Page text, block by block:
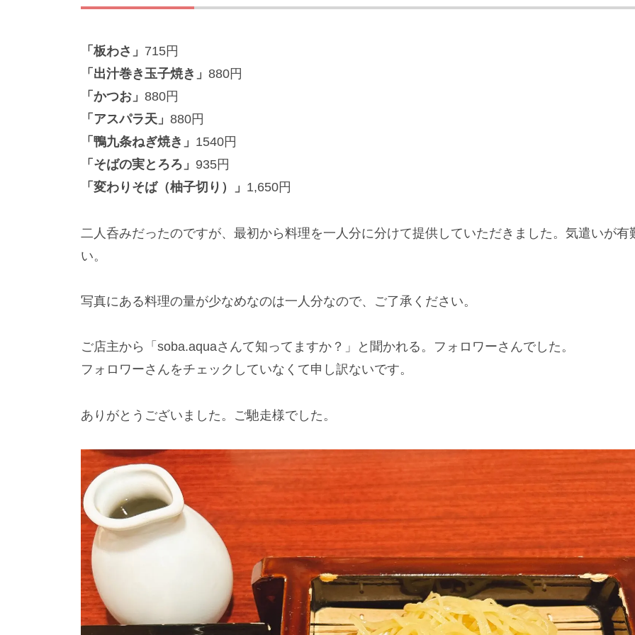
「板わさ」 715円
「出汁巻き玉子焼き」 880円
「かつお」 880円
「アスパラ天」 880円
「鴨九条ねぎ焼き」 1540円
「そばの実とろろ」 935円
「変わりそば（柚子切り）」 1,650円
二人呑みだったのですが、最初から料理を一人分に分けて提供していただきました。気遣いが有
い。
写真にある料理の量が少なめなのは一人分なので、ご了承ください。
ご店主から「soba.aquaさんて知ってますか？」と聞かれる。フォロワーさんでした。
フォロワーさんをチェックしていなくて申し訳ないです。
ありがとうございました。ご馳走様でした。